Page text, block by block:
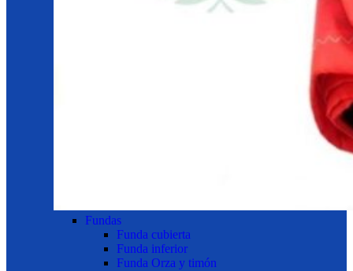
Fundas
Funda cubierta
Funda inferior
Funda Orza y timón